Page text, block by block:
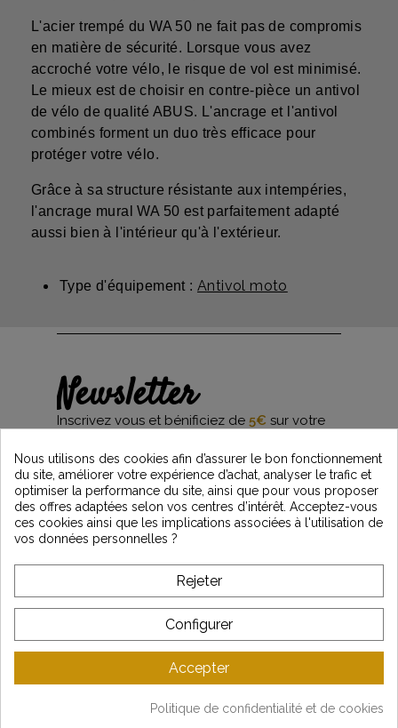
L'acier trempé du WA 50 ne fait pas de compromis
en matière de sécurité. Lorsque vous avez
accroché votre vélo, le risque de vol est minimisé.
Le mieux est de choisir en contre-pièce un antivol
de vélo de qualité ABUS. L'ancrage et l'antivol
combinés forment un duo très efficace pour
protéger votre vélo.
Grâce à sa structure résistante aux intempéries,
l'ancrage mural WA 50 est parfaitement adapté
aussi bien à l'intérieur qu'à l'extérieur.
Type d'équipement : Antivol moto
Newsletter
Inscrivez vous et bénificiez de 5€ sur votre
et restez informés des dernières nouveautés
Vintage Motors
*Dès 99€ d'achat. En vous abonnant à notre newsletter, vous reconnaissez avoir pris
l'acceptez.
A PROPOS DE VINTAGE
SERVICE CLIENT
Gestion des données
Nous utilisons des cookies afin d’assurer le bon fonctionnement
du site, améliorer votre expérience d’achat, analyser le trafic et
optimiser la performance du site, ainsi que pour vous proposer
des offres adaptées selon vos centres d’intérêt. Acceptez-vous
ces cookies ainsi que les implications associées à l'utilisation de
vos données personnelles ?
Rejeter
Configurer
Accepter
Politique de confidentialité et de cookies